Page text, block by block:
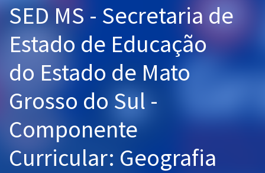
Cursos 20% OFF
Pós
Graduação
OAB
Questões grátis
SED MS - Secretaria de
Estado de Educação
do Estado de Mato
Grosso do Sul -
Componente
Curricular: Geografia